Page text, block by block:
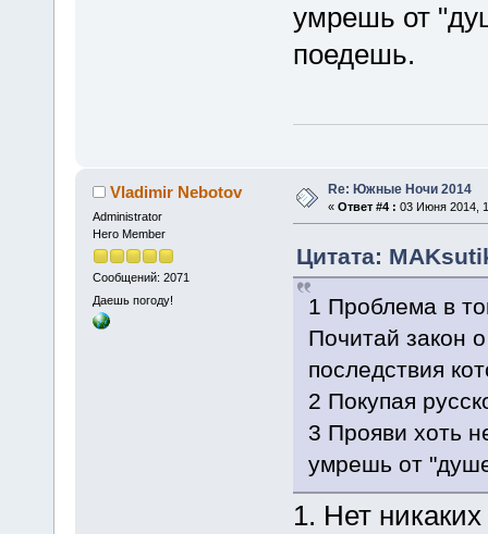
умрешь от
поедешь.
Vladimir Nebotov
Administrator
Hero Member
Сообщений: 2071
Даешь погоду!
Re: Южные Ночи 2014
« Ответ #4 : 03 Июня 2014,
Цитата:
1 Проблема в
Почитай закон
последствия
2 Покупая
3 Прояви хоть
умрешь от
1. Нет